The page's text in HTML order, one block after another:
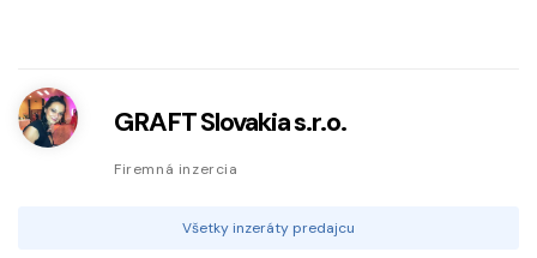
GRAFT Slovakia s.r.o.
Firemná inzercia
Všetky inzeráty predajcu